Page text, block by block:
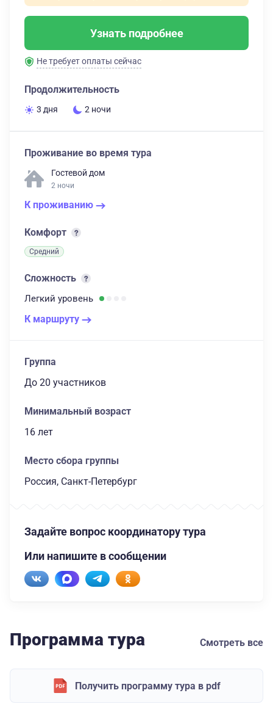
Узнать подробнее
Не требует оплаты сейчас
Продолжительность
3 дня 2 ночи
Проживание во время тура
Гостевой дом
2 ночи
К проживанию
Комфорт
Средний
Сложность
Легкий уровень
К маршруту
Группа
до 20 участников
Минимальный возраст
16 лет
Место сбора группы
Россия, Санкт-Петербург
Задайте вопрос координатору тура
Или напишите в сообщении
Программа тура Смотреть все
Получить программу тура в pdf